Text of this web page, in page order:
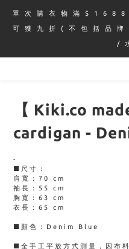
單 次 購 衣 物 滿 $ 1 6 8 8
可 獲 九 折 ( 不 包 括 品 牌
/
【 Kiki.co
cardigan -
-
■尺寸：
肩寬：70 cm
袖長：55 cm
胸寬：63 cm
衣長：65 cm
■顏色：Denim Blue
■全手工平放方式測量，因布